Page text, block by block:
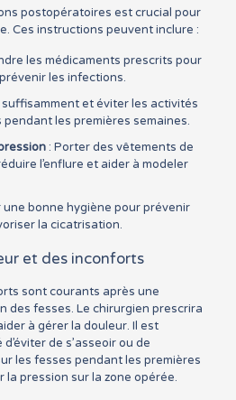
postopératoires est crucial pour
Ces instructions peuvent inclure :
les médicaments prescrits pour
les infections.
et éviter les activités
les premières semaines.
: Porter des vêtements de
l’enflure et aider à modeler
bonne hygiène pour prévenir
la cicatrisation.
et des inconforts
sont courants après une
des fesses. Le chirurgien prescrira
à gérer la douleur. Il est
de s’asseoir ou de
les fesses pendant les premières
la pression sur la zone opérée.